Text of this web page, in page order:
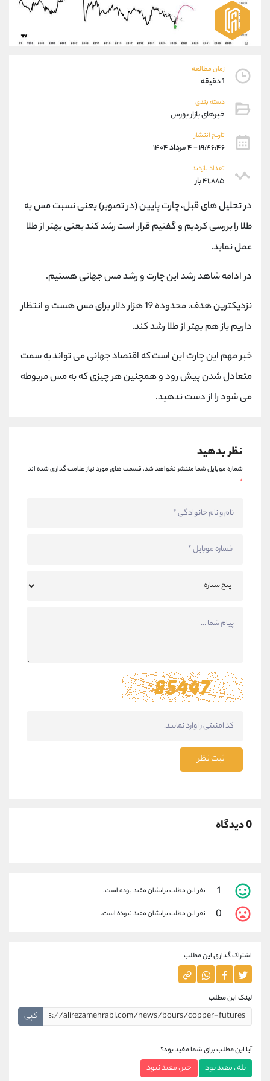
زمان مطالعه
1 دقیقه
دسته بندی
خبرهای بازار بورس
تاریخ انتشار
۱۹:۴۶:۴۶ - ۴ مرداد ۱۴۰۴
تعداد بازدید
۴۱,۸۸۵ بار
در تحلیل های قبل، چارت پایین (در تصویر) یعنی نسبت مس به
طلا را بررسی کردیم و گفتیم قرار است رشد کند یعنی بهتر از طلا
عمل نماید.
در ادامه شاهد رشد این چارت و رشد مس جهانی هستیم.
نزدیکترین هدف، محدوده 19 هزار دلار برای مس هست و انتظار
داریم باز هم بهتر از طلا رشد کند.
خبر مهم این چارت این است که اقتصاد جهانی می تواند به سمت
متعادل شدن پیش رود و همچنین هر چیزی که به مس مربوطه
می شود را از دست ندهید.
نظر بدهید
شماره موبایل شما منتشر نخواهد شد.قسمت های مورد نیاز علامت گذاری شده اند
*
ثبت نظر
0 دیدگاه
1 نفر این مطلب برایشان مفید بوده است.
0 نفر این مطلب برایشان مفید نبوده است.
اشتراک گذاری این مطلب
لینک این مطلب
کپی
آیا این مطلب برای شما مفید بود؟
بله ، مفید بود خیر ، مفید نبود
09927779040
واتساپ شروع گفتگو
تلگرام
داخلی 107
پشتیبان فروش
واتساپ
داخلی
اطلاعات تماس (دفتر فروش)
021-22021030
تلفن 021-22021040
بدون پیش شماره 90001030
اینستاگرام
کانال بله @alirezamehrabi_official